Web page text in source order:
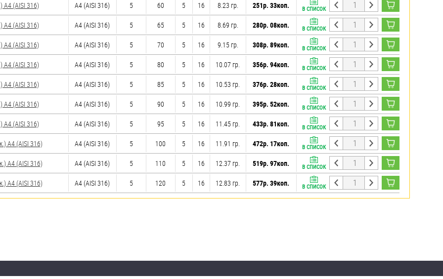
(AISI 316) A4 (AISI 316) 5 60 5 16 8.23 гр. 251р. 33коп. В СПИСОК
(AISI 316) A4 (AISI 316) 5 65 5 16 8.69 гр. 280р. 08коп. В СПИСОК
(AISI 316) A4 (AISI 316) 5 70 5 16 9.15 гр. 308р. 89коп. В СПИСОК
(AISI 316) A4 (AISI 316) 5 80 5 16 10.07 гр. 356р. 94коп. В СПИСОК
(AISI 316) A4 (AISI 316) 5 85 5 16 10.53 гр. 376р. 28коп. В СПИСОК
(AISI 316) A4 (AISI 316) 5 90 5 16 10.99 гр. 395р. 52коп. В СПИСОК
(AISI 316) A4 (AISI 316) 5 95 5 16 11.45 гр. 433р. 81коп. В СПИСОК
A4 (AISI 316) A4 (AISI 316) 5 100 5 16 11.91 гр. 472р. 17коп. В СПИСОК
A4 (AISI 316) A4 (AISI 316) 5 110 5 16 12.37 гр. 519р. 97коп. В СПИСОК
A4 (AISI 316) A4 (AISI 316) 5 120 5 16 12.83 гр. 577р. 39коп. В СПИСОК